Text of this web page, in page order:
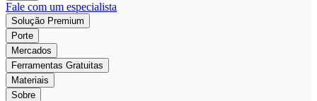
Fale com um especialista
Solução Premium
Porte
Mercados
Ferramentas Gratuitas
Materiais
Sobre